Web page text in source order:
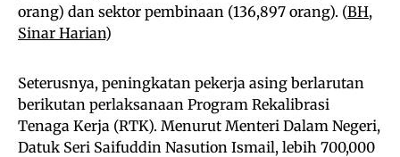
orang) dan sektor pembinaan (136,897 orang). (BH,
Sinar Harian)
Seterusnya, peningkatan pekerja asing berlarutan
berikutan perlaksanaan Program Rekalibrasi
Tenaga Kerja (RTK). Menurut Menteri Dalam Negeri,
Datuk Seri Saifuddin Nasution Ismail, lebih 700,000